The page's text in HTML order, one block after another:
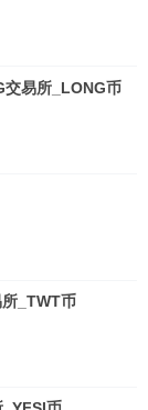
易所_LONG币
_TWT币